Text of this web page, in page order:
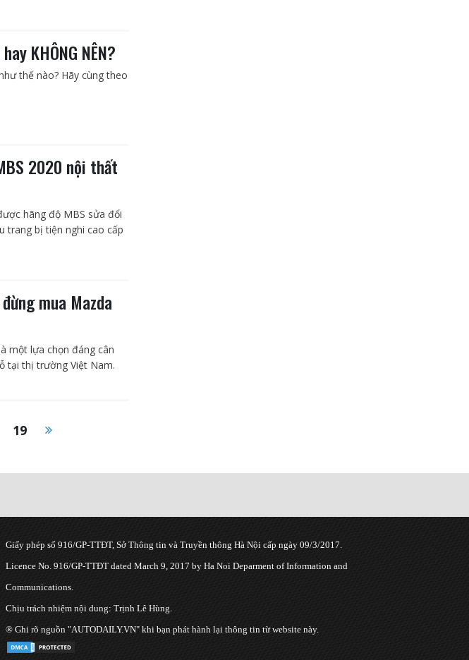
KHÔNG NÊN?
thế nào? Hãy cùng theo
2020 nội thất
hãng độ MBS sửa đổi
trang bị tiện nghi cao cấp
mua Mazda
một lựa chọn đáng cân
tại thị trường Việt Nam.
19
Giấy phép số 916/GP-TTĐT, Sở Thông tin và Truyền thông Hà Nội cấp ngày 09/3/2017.
Licence No. 916/GP-TTĐT dated March 9, 2017 by Ha Noi Deparment of Information and
Communications.
Chịu trách nhiệm nội dung: Trịnh Lê Hùng.
® Ghi rõ nguồn "AUTODAILY.VN" khi bạn phát hành lại thông tin từ website này.